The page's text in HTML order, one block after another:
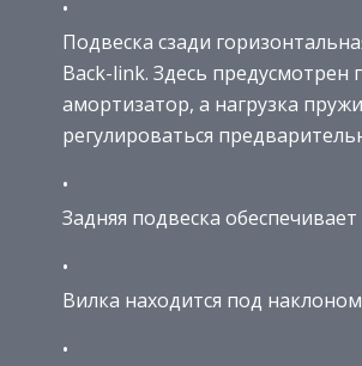
Подвеска сзади
Back-link. Здесь предусмотрен
амортизатор, а нагрузка
регулироваться
Задняя подвеска
Вилка находится под